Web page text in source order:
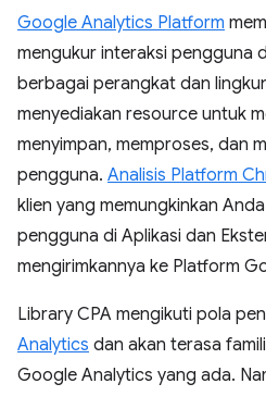
Google Analytics Platform
mengukur interaksi pengguna
berbagai perangkat dan
menyediakan resource untuk
menyimpan, memproses, dan
pengguna. Analisis Platform
klien yang memungkinkan
pengguna di Aplikasi dan
mengirimkannya ke Platform
Library CPA mengikuti pola
Analytics dan akan terasa
Google Analytics yang ada.